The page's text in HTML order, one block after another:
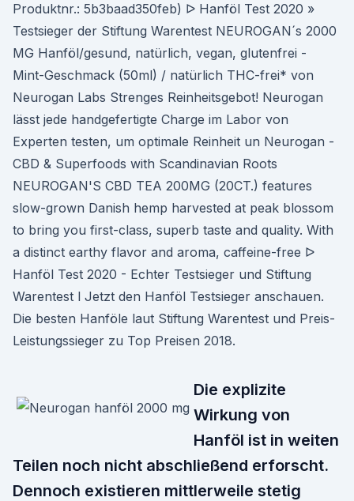
Produktnr.: 5b3baad350feb) ᐅ Hanföl Test 2020 »
Testsieger der Stiftung Warentest NEUROGAN´s 2000
MG Hanföl/gesund, natürlich, vegan, glutenfrei -
Mint-Geschmack (50ml) / natürlich THC-frei* von
Neurogan Labs Strenges Reinheitsgebot! Neurogan
lässt jede handgefertigte Charge im Labor von
Experten testen, um optimale Reinheit un Neurogan -
CBD & Superfoods with Scandinavian Roots
NEUROGAN'S CBD TEA 200MG (20CT.) features
slow-grown Danish hemp harvested at peak blossom
to bring you first-class, superb taste and quality. With
a distinct earthy flavor and aroma, caffeine-free ᐅ
Hanföl Test 2020 - Echter Testsieger und Stiftung
Warentest l Jetzt den Hanföl Testsieger anschauen.
Die besten Hanföle laut Stiftung Warentest und Preis-
Leistungssieger zu Top Preisen 2018.
Die explizite
Wirkung von
Hanföl ist in weiten
Teilen noch nicht abschließend erforscht.
Dennoch existieren mittlerweile stetig